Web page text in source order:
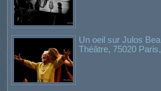
Un oeil sur Julos
Théâtre, 75020